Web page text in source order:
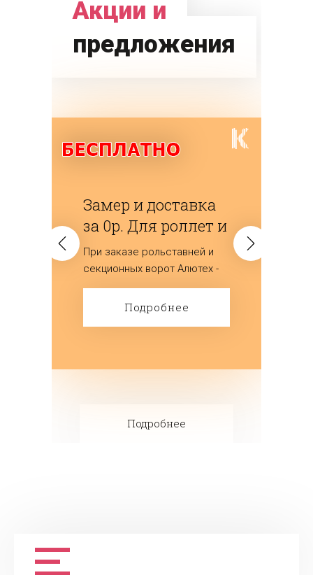
Акции и
предложения
Замер и доставка
за 0р. Для роллет и
ворот
(секционных)
При заказе рольставней и
секционных ворот Алютех -
мы дарим замер и доставку
изделий.Подробнее
Подробнее